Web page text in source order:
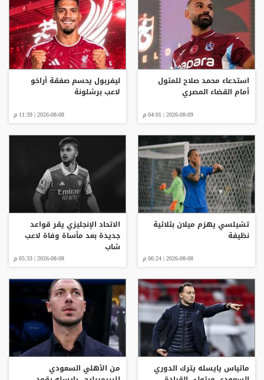
استدعاء محمد صلاح للمثول
أمام القضاء المصري
2026-08-09 | 04:01 م
ليفربول يحسم صفقة أراخو
لاعب برشلونة
2026-08-08 | 11:39 م
تشيلسي يهزم ميلان بثلاثية
نظيفة
2026-08-08 | 06:24 م
الاتحاد الإنجليزي يقر قواعد
جديدة بعد مأساة وفاة لاعب
شاب
2026-08-08 | 05:33 م
ماتياس يايسله يترك الدوري
من الأهلي السعودي